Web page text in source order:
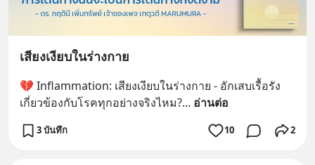
เสียงเงียบในร่างกาย
💔 Inflammation: เสียงเงียบในร่างกาย - อักเสบเรื้อรัง
เกี่ยวข้องกับโรคทุกอย่างจริงไหม?... อ่านต่อ
3 บันทึก 10 2